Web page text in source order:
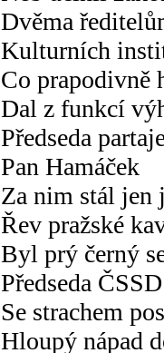
Dvěma
Kulturních
Co prapodivně
Dal z funkcí
Předseda
Pan Hamáček
Za nim stál jen
Řev pražské
Byl prý černý
Předseda ČSSD
Se strachem
Hloupý nápad